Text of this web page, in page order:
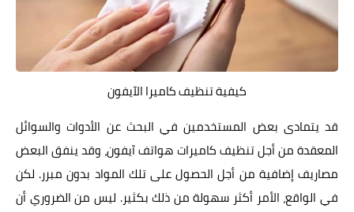
كيفية تنظيف كاميرا الآيفون
قد يتمادى بعض المستخدمين في البحث عن الأدوات والسوائل
المعقدة من أجل تنظيف كاميرات هواتف آيفون، وقد ينفق البعض
مصاريف إضافية من أجل الحصول على تلك المواد بدون مبرر. لكن
في الواقع، الأمر أكثر سهولة من ذلك بكثير. ليس من الضروري أن